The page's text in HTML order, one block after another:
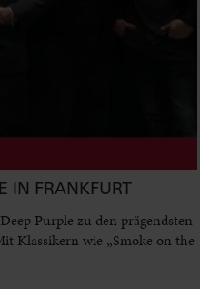
IN FRANKFURT
Purple zu den prägendsten
Klassikern wie „Smoke on the